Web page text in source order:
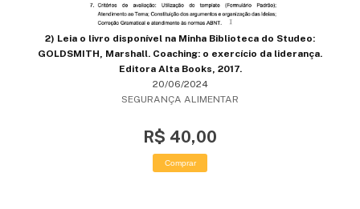
2) Leia o livro disponível na Minha Biblioteca do Studeo:
GOLDSMITH, Marshall. Coaching: o exercício da liderança.
Editora Alta Books, 2017.
20/06/2024
SEGURANÇA ALIMENTAR
R$ 40,00
Comprar